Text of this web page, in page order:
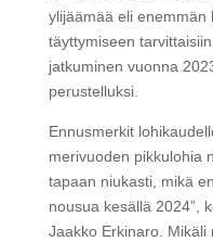
ylijäämää eli enemmän
täyttymiseen
jatkuminen vuonna
perustelluksi.
Ennusmerkit
merivuoden pikkulohia
tapaan niukasti, mikä
nousua kesällä 2024”,
Jaakko Erkinaro.